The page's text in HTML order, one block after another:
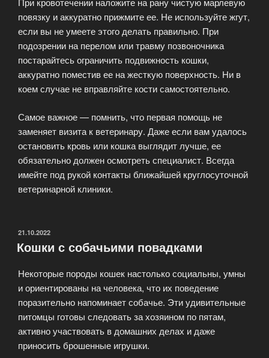
повязку и аккуратно прижмите ее. Не используйте жгут,
если вы не умеете этого делать правильно. При
подозрении на перелом или травму позвоночника
постарайтесь ограничить подвижность кошки,
аккуратно поместив ее на жесткую поверхность. Ни в
коем случае не вправляйте кости самостоятельно.
Самое важное — помнить, что первая помощь не
заменяет визита к ветеринару. Даже если вам удалось
остановить кровь или кошка выглядит лучше, ее
обязательно должен осмотреть специалист. Всегда
имейте под рукой контакты ближайшей круглосуточной
ветеринарной клиники.
ОПУБЛИКОВАНО
21.10.2022
Кошки с собачьими повадками
Некоторые породы кошек настолько социальны, умны
и ориентированы на человека, что их поведение
поразительно напоминает собачье. Эти удивительные
питомцы готовы следовать за хозяином по пятам,
активно участвовать в домашних делах и даже
приносить брошенные игрушки.